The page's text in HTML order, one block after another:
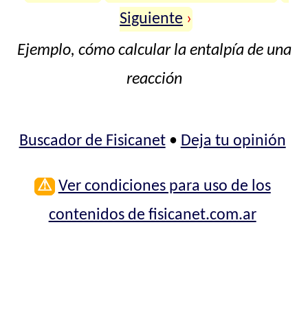
Siguiente ›
Ejemplo, cómo calcular la entalpía de una
reacción
Buscador de Fisicanet• Deja tu opinión
⚠ Ver condiciones para uso de los
contenidos de fisicanet.com.ar